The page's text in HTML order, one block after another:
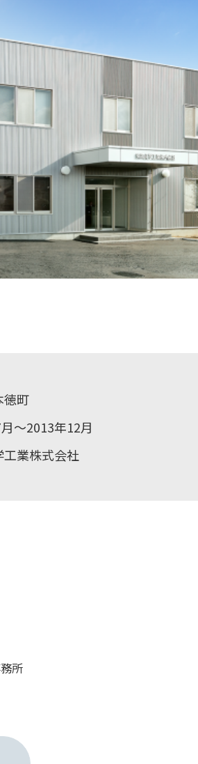
徳町
～2013年12月
業株式会社
所